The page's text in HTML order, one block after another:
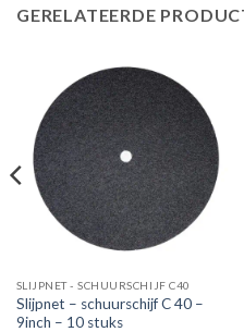
GERELATEERDE
SLIJPNET - SCHUURSCHIJF C40
Slijpnet – schuurschijf C 40 –
9inch – 10 stuks